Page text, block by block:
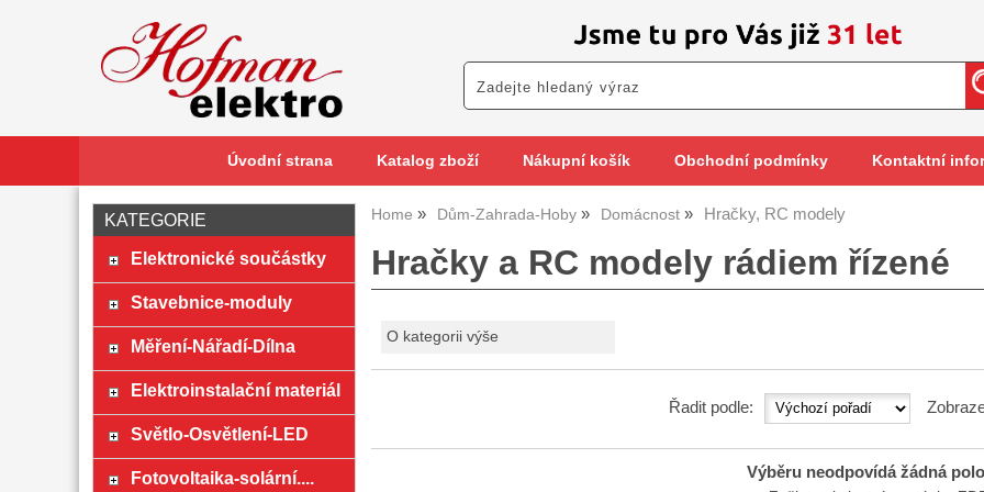
Úvodní strana Katalog zboží Nákupní košík Obchodní podmínky Kontaktní
Home Dům-Zahrada-Hoby Domácnost Hračky, RC modely
Hračky a RC modely rádiem řízené
O kategorii výše
Řadit podle:
Výběru neodpovídá žádná
KATEGORIE
Elektronické součástky
Stavebnice-moduly
Měření-Nářadí-Dílna
Elektroinstalační materiál
Světlo-Osvětlení-LED
Fotovoltaika-solární....